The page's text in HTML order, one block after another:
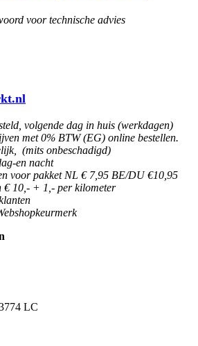
voor technische advies
volgende dag in huis (werkdagen)
met 0% BTW (EG) online bestellen.
(mits onbeschadigd)
en nacht
voor pakket NL € 7,95 BE/DU €10,95
€ 10,- + 1,- per kilometer
LC